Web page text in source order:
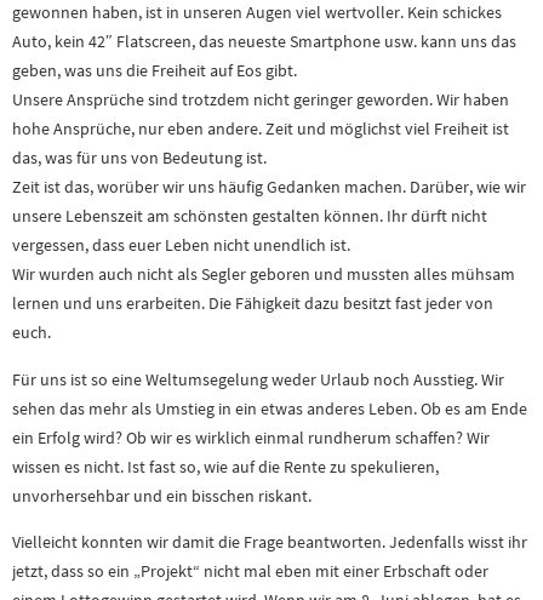
gewonnen haben, ist in unseren Augen viel wertvoller. Kein schickes
Auto, kein 42″ Flatscreen, das neueste Smartphone usw. kann uns das
geben, was uns die Freiheit auf Eos gibt.
Unsere Ansprüche sind trotzdem nicht geringer geworden. Wir haben
hohe Ansprüche, nur eben andere. Zeit und möglichst viel Freiheit ist
das, was für uns von Bedeutung ist.
Zeit ist das, worüber wir uns häufig Gedanken machen. Darüber, wie wir
unsere Lebenszeit am schönsten gestalten können. Ihr dürft nicht
vergessen, dass euer Leben nicht unendlich ist.
Wir wurden auch nicht als Segler geboren und mussten alles mühsam
lernen und uns erarbeiten. Die Fähigkeit dazu besitzt fast jeder von
euch.
Für uns ist so eine Weltumsegelung weder Urlaub noch Ausstieg. Wir
sehen das mehr als Umstieg in ein etwas anderes Leben. Ob es am Ende
ein Erfolg wird? Ob wir es wirklich einmal rundherum schaffen? Wir
wissen es nicht. Ist fast so, wie auf die Rente zu spekulieren,
unvorhersehbar und ein bisschen riskant.
Vielleicht konnten wir damit die Frage beantworten. Jedenfalls wisst ihr
jetzt, dass so ein „Projekt“ nicht mal eben mit einer Erbschaft oder